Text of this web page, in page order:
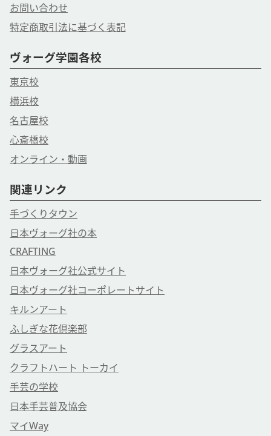
お問い合わせ
特定商取引法に基づく表記
ヴォーグ学園各校
東京校
横浜校
名古屋校
心斎橋校
オンライン・動画
関連リンク
手づくりタウン
日本ヴォーグ社の本
CRAFTING
日本ヴォーグ社公式サイト
日本ヴォーグ社コーポレートサイト
キルンアート
ふしぎな花倶楽部
グラスアート
クラフトハート トーカイ
手芸の学校
日本手芸普及協会
マイWay